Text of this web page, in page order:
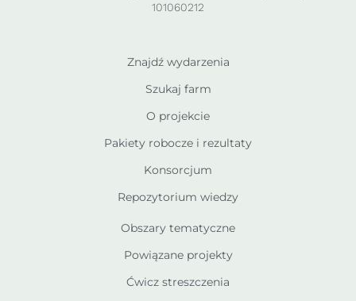
101060212
Znajdź wydarzenia
Szukaj farm
O projekcie
Pakiety robocze i rezultaty
Konsorcjum
Repozytorium wiedzy
Obszary tematyczne
Powiązane projekty
Ćwicz streszczenia